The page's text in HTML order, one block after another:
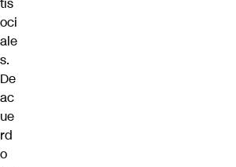
tis
oci
ale
s.
De
ac
ue
rd
o